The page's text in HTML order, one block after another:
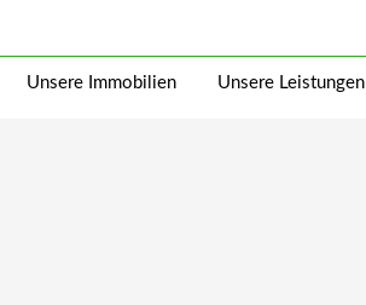
Unsere Immobilien Unsere Leistungen